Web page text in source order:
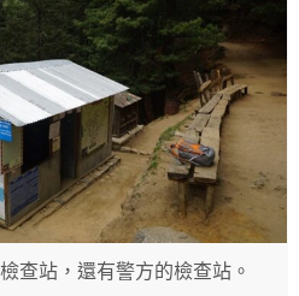
查站，還有警方的檢查站。